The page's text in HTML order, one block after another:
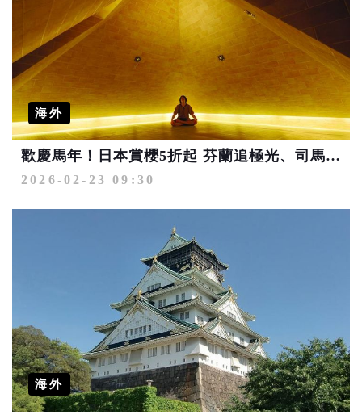
海外
歡慶馬年！日本賞櫻5折起 芬蘭追極光、司馬庫斯賞櫻優惠出擊
2026-02-23 09:30
海外